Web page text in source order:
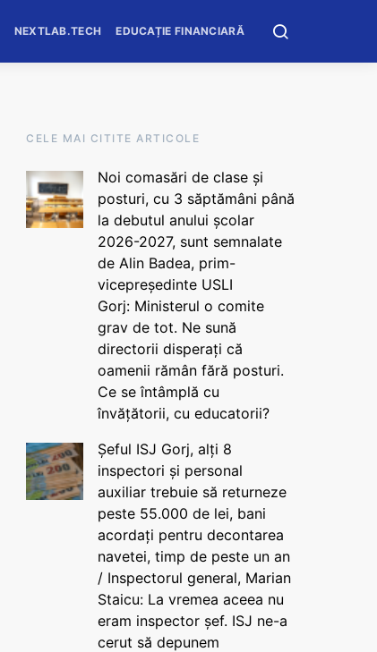
NEXTLAB.TECH EDUCAȚIE FINANCIARĂ
CELE MAI CITITE ARTICOLE
Noi comasări de clase și
posturi, cu 3 săptămâni până
la debutul anului școlar
2026-2027, sunt semnalate
de Alin Badea, prim-
vicepreședinte USLI
Gorj: Ministerul o comite
grav de tot. Ne sună
directorii disperați că
oamenii rămân fără posturi.
Ce se întâmplă cu
învățătorii, cu educatorii?
Șeful ISJ Gorj, alți 8
inspectori și personal
auxiliar trebuie să returneze
peste 55.000 de lei, bani
acordați pentru decontarea
navetei, timp de peste un an
/ Inspectorul general, Marian
Staicu: La vremea aceea nu
eram inspector șef. ISJ ne-a
cerut să depunem